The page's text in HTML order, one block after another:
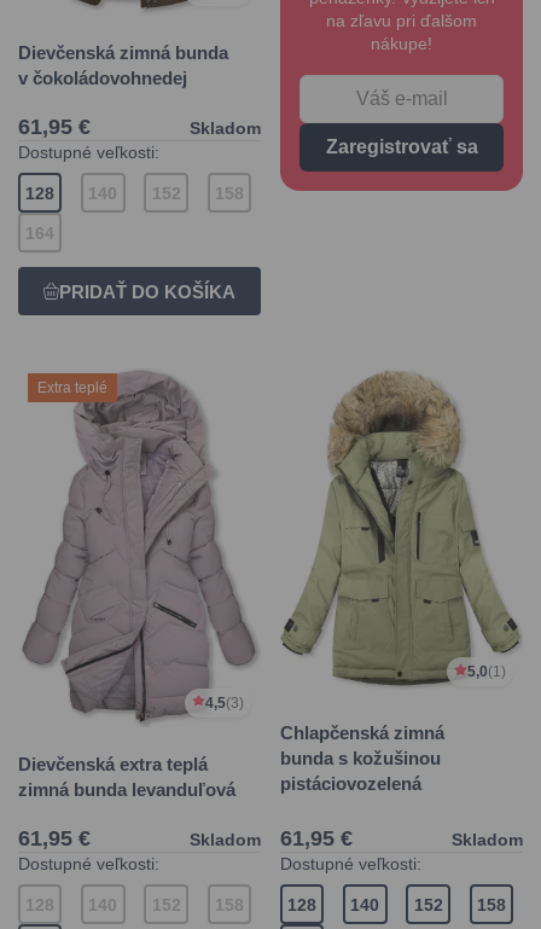
Dievčenská zimná bunda
v čokoládovohnedej
61,95 €
Skladom
Dostupné veľkosti:
128 140 152 158
164
na zľavu pri ďalšom
nákupe!
Zaregistrovať sa
Extra teplé
4,5(3)
Dievčenská extra teplá
zimná bunda levanduľová
61,95 €
Skladom
Dostupné veľkosti:
128 140 152 158
5,0(1)
Chlapčenská zimná
bunda s kožušinou
pistáciovozelená
61,95 €
Skladom
Dostupné veľkosti:
128 140 152 158